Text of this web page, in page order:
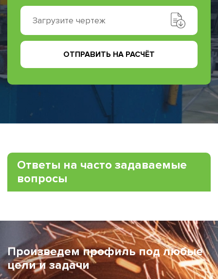
Загрузите чертеж
ОТПРАВИТЬ НА РАСЧЁТ
Ответы на часто задаваемые
вопросы
Произведем профиль под любые
цели и задачи